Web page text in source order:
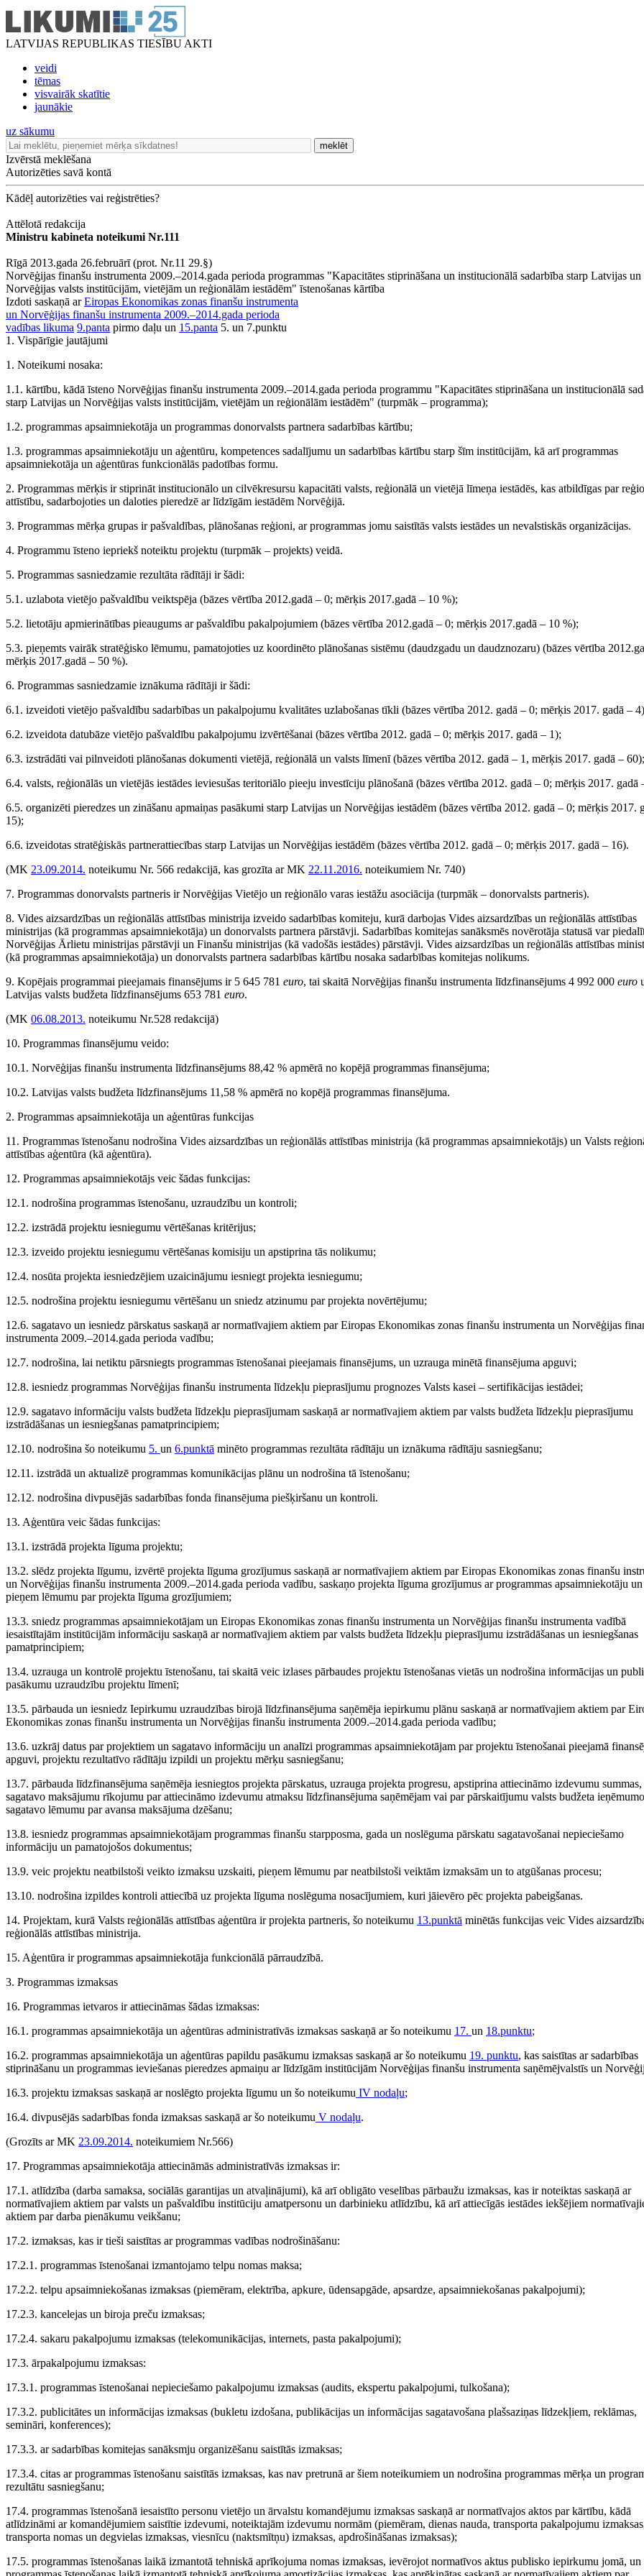
LATVIJAS REPUBLIKAS TIESĪBU AKTI
veidi
tēmas
visvairāk skatītie
jaunākie
uz sākumu
meklēt
Izvērstā meklēšana
Autorizēties savā kontā
Kādēļ autorizēties vai reģistrēties?
Attēlotā redakcija
Ministru kabineta noteikumi Nr.111
Rīgā 2013.gada 26.februārī (prot. Nr.11 29.§)
Norvēģijas finanšu instrumenta 2009.–2014.gada perioda programmas "Kapacitātes stiprināšana un institucionālā sadarbība starp Latvijas un
Norvēģijas valsts institūcijām, vietējām un reģionālām iestādēm" īstenošanas kārtība
Izdoti saskaņā arEiropas Ekonomikas zonas finanšu instrumenta
un Norvēģijas finanšu instrumenta 2009.–2014.gada perioda
vadības likuma 9.panta pirmo daļu un 15.panta 5. un 7.punktu
1. Vispārīgie jautājumi
1. Noteikumi nosaka:
1.1. kārtību, kādā īsteno Norvēģijas finanšu instrumenta 2009.–2014.gada perioda programmu "Kapacitātes stiprināšana un institucionālā
starp Latvijas un Norvēģijas valsts institūcijām, vietējām un reģionālām iestādēm" (turpmāk – programma);
1.2. programmas apsaimniekotāja un programmas donorvalsts partnera sadarbības kārtību;
1.3. programmas apsaimniekotāju un aģentūru, kompetences sadalījumu un sadarbības kārtību starp šīm institūcijām, kā arī programmas
apsaimniekotāja un aģentūras funkcionālās padotības formu.
2. Programmas mērķis ir stiprināt institucionālo un cilvēkresursu kapacitāti valsts, reģionālā un vietējā līmeņa iestādēs, kas atbildīgas par
attīstību, sadarbojoties un daloties pieredzē ar līdzīgām iestādēm Norvēģijā.
3. Programmas mērķa grupas ir pašvaldības, plānošanas reģioni, ar programmas jomu saistītās valsts iestādes un nevalstiskās organizācijas.
4. Programmu īsteno iepriekš noteiktu projektu (turpmāk – projekts) veidā.
5. Programmas sasniedzamie rezultāta rādītāji ir šādi:
5.1. uzlabota vietējo pašvaldību veiktspēja (bāzes vērtība 2012.gadā – 0; mērķis 2017.gadā – 10 %);
5.2. lietotāju apmierinātības pieaugums ar pašvaldību pakalpojumiem (bāzes vērtība 2012.gadā – 0; mērķis 2017.gadā – 10 %);
5.3. pieņemts vairāk stratēģisko lēmumu, pamatojoties uz koordinēto plānošanas sistēmu (daudzgadu un daudznozaru) (bāzes vērtība
mērķis 2017.gadā – 50 %).
6. Programmas sasniedzamie iznākuma rādītāji ir šādi:
6.1. izveidoti vietējo pašvaldību sadarbības un pakalpojumu kvalitātes uzlabošanas tīkli (bāzes vērtība 2012. gadā – 0; mērķis 2017. gadā –
6.2. izveidota datubāze vietējo pašvaldību pakalpojumu izvērtēšanai (bāzes vērtība 2012. gadā – 0; mērķis 2017. gadā – 1);
6.3. izstrādāti vai pilnveidoti plānošanas dokumenti vietējā, reģionālā un valsts līmenī (bāzes vērtība 2012. gadā – 1, mērķis 2017. gadā – 60);
6.4. valsts, reģionālās un vietējās iestādes ieviesušas teritoriālo pieeju investīciju plānošanā (bāzes vērtība 2012. gadā – 0; mērķis 2017. gadā
6.5. organizēti pieredzes un zināšanu apmaiņas pasākumi starp Latvijas un Norvēģijas iestādēm (bāzes vērtība 2012. gadā – 0; mērķis 2017.
15);
6.6. izveidotas stratēģiskās partnerattiecības starp Latvijas un Norvēģijas iestādēm (bāzes vērtība 2012. gadā – 0; mērķis 2017. gadā – 16).
(MK 23.09.2014. noteikumu Nr. 566 redakcijā, kas grozīta ar MK 22.11.2016. noteikumiem Nr. 740)
7. Programmas donorvalsts partneris ir Norvēģijas Vietējo un reģionālo varas iestāžu asociācija (turpmāk – donorvalsts partneris).
8. Vides aizsardzības un reģionālās attīstības ministrija izveido sadarbības komiteju, kurā darbojas Vides aizsardzības un reģionālās attīstības
ministrijas (kā programmas apsaimniekotāja) un donorvalsts partnera pārstāvji. Sadarbības komitejas sanāksmēs novērotāja statusā var
Norvēģijas Ārlietu ministrijas pārstāvji un Finanšu ministrijas (kā vadošās iestādes) pārstāvji. Vides aizsardzības un reģionālās attīstības
(kā programmas apsaimniekotāja) un donorvalsts partnera sadarbības kārtību nosaka sadarbības komitejas nolikums.
9. Kopējais programmai pieejamais finansējums ir 5 645 781 euro, tai skaitā Norvēģijas finanšu instrumenta līdzfinansējums 4 992 000 euro
Latvijas valsts budžeta līdzfinansējums 653 781 euro.
(MK 06.08.2013. noteikumu Nr.528 redakcijā)
10. Programmas finansējumu veido:
10.1. Norvēģijas finanšu instrumenta līdzfinansējums 88,42 % apmērā no kopējā programmas finansējuma;
10.2. Latvijas valsts budžeta līdzfinansējums 11,58 % apmērā no kopējā programmas finansējuma.
2. Programmas apsaimniekotāja un aģentūras funkcijas
11. Programmas īstenošanu nodrošina Vides aizsardzības un reģionālās attīstības ministrija (kā programmas apsaimniekotājs) un Valsts
attīstības aģentūra (kā aģentūra).
12. Programmas apsaimniekotājs veic šādas funkcijas:
12.1. nodrošina programmas īstenošanu, uzraudzību un kontroli;
12.2. izstrādā projektu iesniegumu vērtēšanas kritērijus;
12.3. izveido projektu iesniegumu vērtēšanas komisiju un apstiprina tās nolikumu;
12.4. nosūta projekta iesniedzējiem uzaicinājumu iesniegt projekta iesniegumu;
12.5. nodrošina projektu iesniegumu vērtēšanu un sniedz atzinumu par projekta novērtējumu;
12.6. sagatavo un iesniedz pārskatus saskaņā ar normatīvajiem aktiem par Eiropas Ekonomikas zonas finanšu instrumenta un Norvēģijas
instrumenta 2009.–2014.gada perioda vadību;
12.7. nodrošina, lai netiktu pārsniegts programmas īstenošanai pieejamais finansējums, un uzrauga minētā finansējuma apguvi;
12.8. iesniedz programmas Norvēģijas finanšu instrumenta līdzekļu pieprasījumu prognozes Valsts kasei – sertifikācijas iestādei;
12.9. sagatavo informāciju valsts budžeta līdzekļu pieprasījumam saskaņā ar normatīvajiem aktiem par valsts budžeta līdzekļu pieprasījumu
izstrādāšanas un iesniegšanas pamatprincipiem;
12.10. nodrošina šo noteikumu 5. un 6.punktā minēto programmas rezultāta rādītāju un iznākuma rādītāju sasniegšanu;
12.11. izstrādā un aktualizē programmas komunikācijas plānu un nodrošina tā īstenošanu;
12.12. nodrošina divpusējās sadarbības fonda finansējuma piešķiršanu un kontroli.
13. Aģentūra veic šādas funkcijas:
13.1. izstrādā projekta līguma projektu;
13.2. slēdz projekta līgumu, izvērtē projekta līguma grozījumus saskaņā ar normatīvajiem aktiem par Eiropas Ekonomikas zonas finanšu
un Norvēģijas finanšu instrumenta 2009.–2014.gada perioda vadību, saskaņo projekta līguma grozījumus ar programmas apsaimniekotāju un
pieņem lēmumu par projekta līguma grozījumiem;
13.3. sniedz programmas apsaimniekotājam un Eiropas Ekonomikas zonas finanšu instrumenta un Norvēģijas finanšu instrumenta vadībā
iesaistītajām institūcijām informāciju saskaņā ar normatīvajiem aktiem par valsts budžeta līdzekļu pieprasījumu izstrādāšanas un iesniegšanas
pamatprincipiem;
13.4. uzrauga un kontrolē projektu īstenošanu, tai skaitā veic izlases pārbaudes projektu īstenošanas vietās un nodrošina informācijas un
pasākumu uzraudzību projektu līmenī;
13.5. pārbauda un iesniedz Iepirkumu uzraudzības birojā līdzfinansējuma saņēmēja iepirkumu plānu saskaņā ar normatīvajiem aktiem par
Ekonomikas zonas finanšu instrumenta un Norvēģijas finanšu instrumenta 2009.–2014.gada perioda vadību;
13.6. uzkrāj datus par projektiem un sagatavo informāciju un analīzi programmas apsaimniekotājam par projektu īstenošanai pieejamā
apguvi, projektu rezultatīvo rādītāju izpildi un projektu mērķu sasniegšanu;
13.7. pārbauda līdzfinansējuma saņēmēja iesniegtos projekta pārskatus, uzrauga projekta progresu, apstiprina attiecināmo izdevumu summas,
sagatavo maksājumu rīkojumu par attiecināmo izdevumu atmaksu līdzfinansējuma saņēmējam vai par pārskaitījumu valsts budžeta
sagatavo lēmumu par avansa maksājuma dzēšanu;
13.8. iesniedz programmas apsaimniekotājam programmas finanšu starpposma, gada un noslēguma pārskatu sagatavošanai nepieciešamo
informāciju un pamatojošos dokumentus;
13.9. veic projektu neatbilstoši veikto izmaksu uzskaiti, pieņem lēmumu par neatbilstoši veiktām izmaksām un to atgūšanas procesu;
13.10. nodrošina izpildes kontroli attiecībā uz projekta līguma noslēguma nosacījumiem, kuri jāievēro pēc projekta pabeigšanas.
14. Projektam, kurā Valsts reģionālās attīstības aģentūra ir projekta partneris, šo noteikumu 13.punktā minētās funkcijas veic Vides
reģionālās attīstības ministrija.
15. Aģentūra ir programmas apsaimniekotāja funkcionālā pārraudzībā.
3. Programmas izmaksas
16. Programmas ietvaros ir attiecināmas šādas izmaksas:
16.1. programmas apsaimniekotāja un aģentūras administratīvās izmaksas saskaņā ar šo noteikumu 17. un 18.punktu;
16.2. programmas apsaimniekotāja un aģentūras papildu pasākumu izmaksas saskaņā ar šo noteikumu 19. punktu, kas saistītas ar sadarbības
stiprināšanu un programmas ieviešanas pieredzes apmaiņu ar līdzīgām institūcijām Norvēģijas finanšu instrumenta saņēmējvalstīs un
16.3. projektu izmaksas saskaņā ar noslēgto projekta līgumu un šo noteikumu IV nodaļu;
16.4. divpusējās sadarbības fonda izmaksas saskaņā ar šo noteikumu V nodaļu.
(Grozīts ar MK 23.09.2014. noteikumiem Nr.566)
17. Programmas apsaimniekotāja attiecināmās administratīvās izmaksas ir:
17.1. atlīdzība (darba samaksa, sociālās garantijas un atvaļinājumi), kā arī obligāto veselības pārbaužu izmaksas, kas ir noteiktas saskaņā ar
normatīvajiem aktiem par valsts un pašvaldību institūciju amatpersonu un darbinieku atlīdzību, kā arī attiecīgās iestādes iekšējiem
aktiem par darba pienākumu veikšanu;
17.2. izmaksas, kas ir tieši saistītas ar programmas vadības nodrošināšanu:
17.2.1. programmas īstenošanai izmantojamo telpu nomas maksa;
17.2.2. telpu apsaimniekošanas izmaksas (piemēram, elektrība, apkure, ūdensapgāde, apsardze, apsaimniekošanas pakalpojumi);
17.2.3. kancelejas un biroja preču izmaksas;
17.2.4. sakaru pakalpojumu izmaksas (telekomunikācijas, internets, pasta pakalpojumi);
17.3. ārpakalpojumu izmaksas:
17.3.1. programmas īstenošanai nepieciešamo pakalpojumu izmaksas (audits, ekspertu pakalpojumi, tulkošana);
17.3.2. publicitātes un informācijas izmaksas (bukletu izdošana, publikācijas un informācijas sagatavošana plašsaziņas līdzekļiem, reklāmas,
semināri, konferences);
17.3.3. ar sadarbības komitejas sanāksmju organizēšanu saistītās izmaksas;
17.3.4. citas ar programmas īstenošanu saistītās izmaksas, kas nav pretrunā ar šiem noteikumiem un nodrošina programmas mērķa un
rezultātu sasniegšanu;
17.4. programmas īstenošanā iesaistīto personu vietējo un ārvalstu komandējumu izmaksas saskaņā ar normatīvajos aktos par kārtību, kādā
atlīdzināmi ar komandējumiem saistītie izdevumi, noteiktajām izdevumu normām (piemēram, dienas nauda, transporta pakalpojumu
transporta nomas un degvielas izmaksas, viesnīcu (naktsmītņu) izmaksas, apdrošināšanas izmaksas);
17.5. programmas īstenošanas laikā izmantotā tehniskā aprīkojuma nomas izmaksas, ievērojot normatīvos aktus publisko iepirkumu jomā, un